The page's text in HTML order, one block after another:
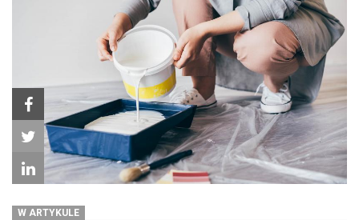
W ARTYKULE